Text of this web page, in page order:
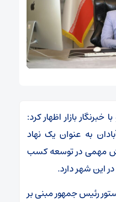
بازار اظهار کرد:
به عنوان یک نهاد
مهمی در توسعه کسب
این شهر دارد.
رئیس جمهور مبنی بر